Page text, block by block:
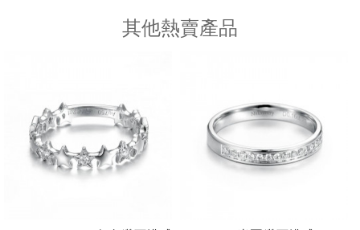
其他熱賣產品